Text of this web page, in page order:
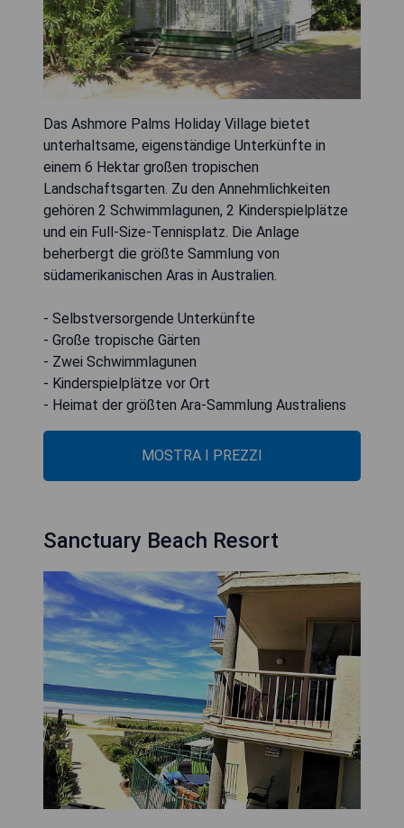
Das Ashmore Palms Holiday Village bietet
unterhaltsame, eigenständige Unterkünfte in
einem 6 Hektar großen tropischen
Landschaftsgarten. Zu den Annehmlichkeiten
gehören 2 Schwimmlagunen, 2 Kinderspielplätze
und ein Full-Size-Tennisplatz. Die Anlage
beherbergt die größte Sammlung von
südamerikanischen Aras in Australien.
- Selbstversorgende Unterkünfte
- Große tropische Gärten
- Zwei Schwimmlagunen
- Kinderspielplätze vor Ort
- Heimat der größten Ara-Sammlung Australiens
MOSTRA I PREZZI
Sanctuary Beach Resort